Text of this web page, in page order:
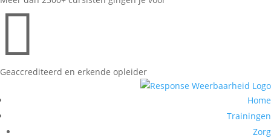

Geaccrediteerd en erkende opleider
Home
Trainingen
Zorg